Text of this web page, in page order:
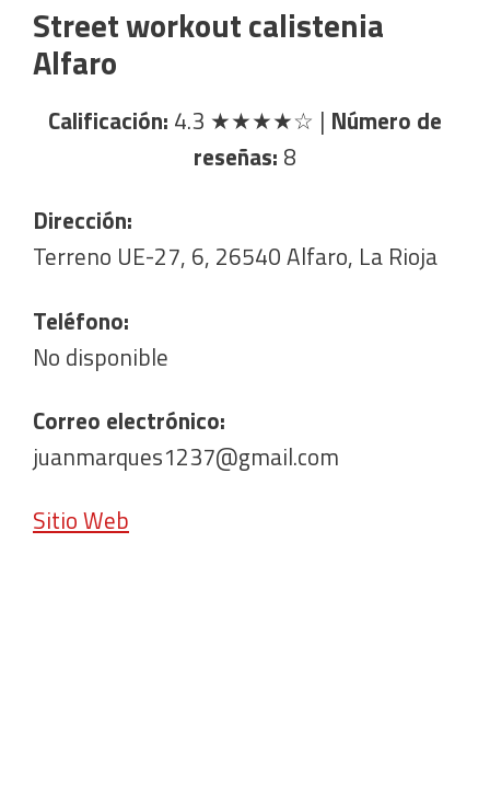
Street workout calistenia
Alfaro
Calificación: 4.3 ★★★★☆ | Número de
reseñas: 8
Dirección:
Terreno UE-27, 6, 26540 Alfaro, La Rioja
Teléfono:
No disponible
Correo electrónico:
juanmarques1237@gmail.com
Sitio Web